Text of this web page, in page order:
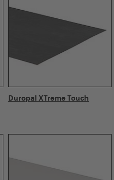
Duropal XTreme Touch